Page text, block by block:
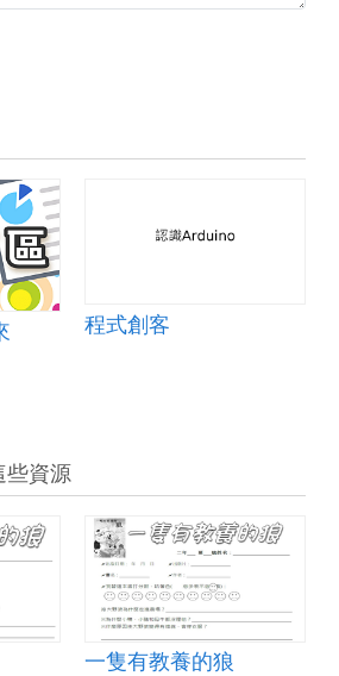
程式創客
些資源
一隻有教養的狼